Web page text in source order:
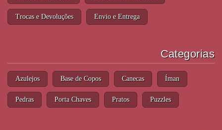
Trocas e Devoluções Envio e Entrega
Categorias
Azulejos Base de Copos Canecas Íman
Pedras Porta Chaves Pratos Puzzles